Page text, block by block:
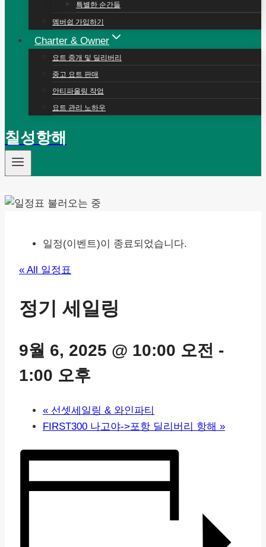
특별한 순간들
멤버쉽 가입하기
Charter & Owner
요트 중개 및 딜리버리
중고 요트 판매
안티파울링 작업
요트 관리 노하우
칠성항해
일정(이벤트)이 종료되었습니다.
« All 일정표
정기 세일링
9월 6, 2025 @ 10:00 오전 -
1:00 오후
« 선셋세일링 & 와인파티
FIRST300 나고야->포항 딜리버리 항해 »